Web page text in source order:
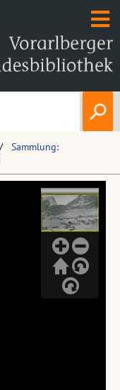
Sammlung: